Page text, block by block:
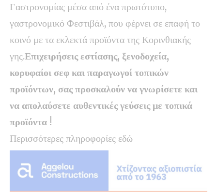
Γαστρονομίας μέσα από ένα πρωτότυπο,
γαστρονομικό Φεστιβάλ, που φέρνει σε επαφή το
κοινό με τα εκλεκτά προϊόντα της Κορινθιακής
γης.Επιχειρήσεις εστίασης, ξενοδοχεία,
κορυφαίοι σεφ και παραγωγοί τοπικών
προϊόντων, σας προσκαλούν να γνωρίσετε και
να απολαύσετε αυθεντικές γεύσεις με τοπικά
προϊόντα !
Περισσότερες πληροφορίες εδώ